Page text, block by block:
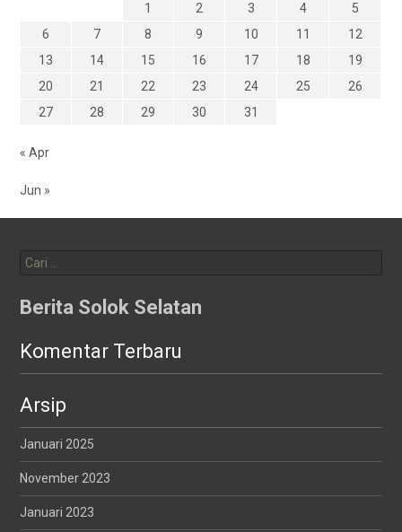
1
2 3 4
5
6
7 8 9 10 11
12
13
14 15 16 17 18
19
20
21 22 23 24 25
26
27
28 29 30 31
« Apr
Jun »
untuk:
Berita Solok Selatan
Komentar Terbaru
Arsip
Januari 2025
November 2023
Januari 2023